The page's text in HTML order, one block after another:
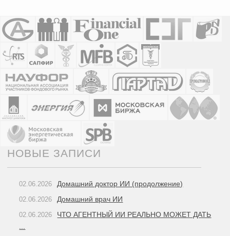
НОВЫЕ ЗАПИСИ
02.06.2026 Домашний доктор ИИ (продолжение)
02.06.2026 Домашний врач ИИ
02.06.2026
ЧТО АГЕНТНЫЙ ИИ РЕАЛЬНО МОЖЕТ ДАТЬ